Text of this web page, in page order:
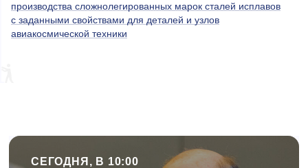
производства сложнолегированных марок сталей исплавов
с заданными свойствами для деталей и узлов
авиакосмической техники
СЕГОДНЯ, В 10:00